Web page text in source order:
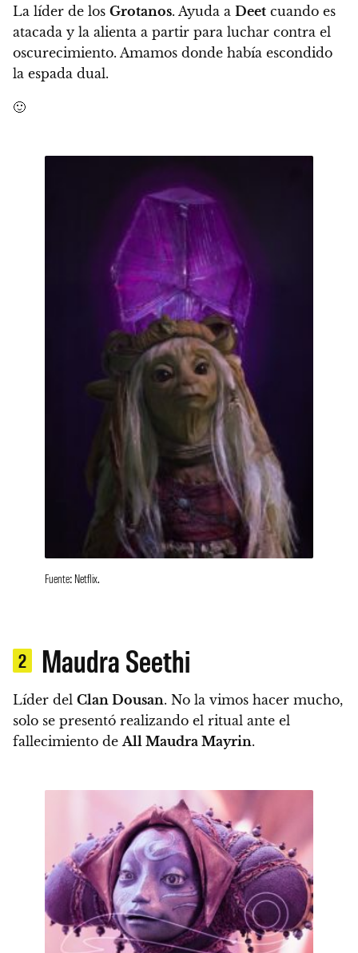
La líder de los Grotanos. Ayuda a Deet cuando es
atacada y la alienta a partir para luchar contra el
oscurecimiento. Amamos donde había escondido
la espada dual.
🙂
Fuente: Netflix.
2 Maudra Seethi
Líder del Clan Dousan. No la vimos hacer mucho,
solo se presentó realizando el ritual ante el
fallecimiento deAll Maudra Mayrin.